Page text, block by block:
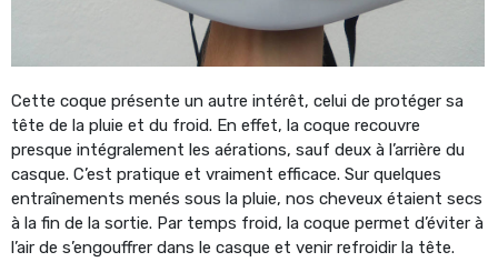
Cette coque présente un autre intérêt, celui de protéger sa
tête de la pluie et du froid. En effet, la coque recouvre
presque intégralement les aérations, sauf deux à l’arrière du
casque. C’est pratique et vraiment efficace. Sur quelques
entraînements menés sous la pluie, nos cheveux étaient secs
à la fin de la sortie. Par temps froid, la coque permet d’éviter à
l’air de s’engouffrer dans le casque et venir refroidir la tête.